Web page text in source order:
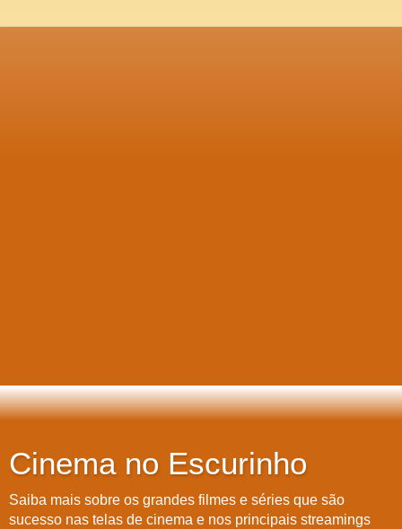
Cinema no Escurinho
Saiba mais sobre os grandes filmes e séries que são
sucesso nas telas de cinema e nos principais streamings